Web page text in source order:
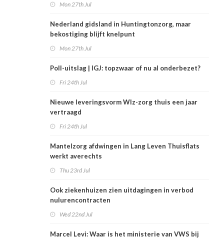
Mon 27th Jul
Nederland gidsland in Huntingtonzorg, maar
bekostiging blijft knelpunt
Mon 27th Jul
Poll-uitslag | IGJ: topzwaar of nu al onderbezet?
Fri 24th Jul
Nieuwe leveringsvorm Wlz-zorg thuis een jaar
vertraagd
Fri 24th Jul
Mantelzorg afdwingen in Lang Leven Thuisflats
werkt averechts
Thu 23rd Jul
Ook ziekenhuizen zien uitdagingen in verbod
nulurencontracten
Wed 22nd Jul
Marcel Levi: Waar is het ministerie van VWS bij